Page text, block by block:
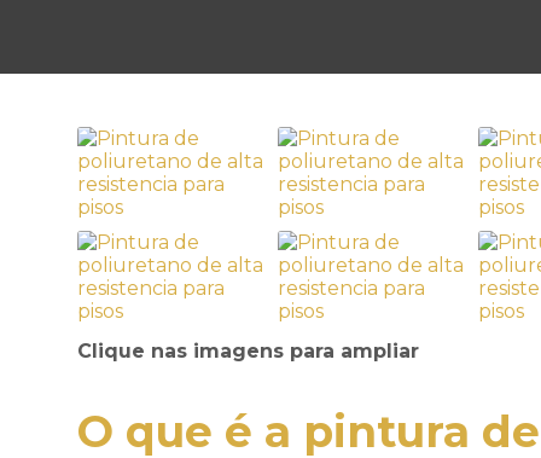
Clique nas imagens para ampliar
O que é a pintura